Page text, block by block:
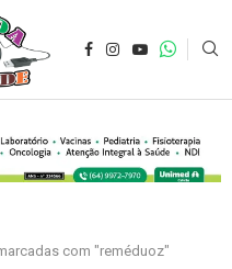
com "reméduoz"